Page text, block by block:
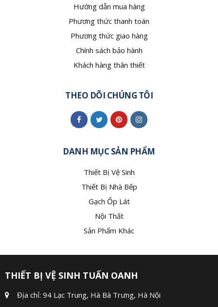
Hướng dẫn mua hàng
Phương thức thanh toán
Phương thức giao hàng
Chính sách bảo hành
Khách hàng thân thiết
THEO DÕI CHÚNG TÔI
DANH MỤC SẢN PHẨM
Thiết Bị Vệ Sinh
Thiết Bị Nhà Bếp
Gạch Ốp Lát
Nội Thất
Sản Phẩm Khác
THIẾT BỊ VỆ SINH TUẤN OANH
Địa chỉ: 94 Lạc Trung, Hà Bà Trưng, Hà Nội